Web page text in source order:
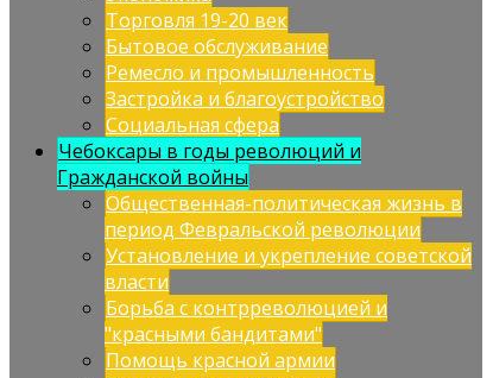
Торговля 19-20 век
Бытовое обслуживание
Ремесло и промышленность
Застройка и благоустройство
Социальная сфера
Чебоксары в годы революций и
Гражданской войны
Общественная-политическая жизнь в
период Февральской революции
Установление и укрепление советской
власти
Борьба с контрреволюцией и
"красными бандитами"
Помощь красной армии